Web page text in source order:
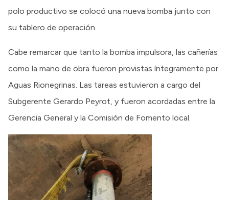
polo productivo se colocó una nueva bomba junto con
su tablero de operación.
Cabe remarcar que tanto la bomba impulsora, las cañerías
como la mano de obra fueron provistas íntegramente por
Aguas Rionegrinas. Las tareas estuvieron a cargo del
Subgerente Gerardo Peyrot, y fueron acordadas entre la
Gerencia General y la Comisión de Fomento local.